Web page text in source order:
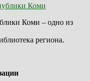
Коми
Коми – одно из
региона.